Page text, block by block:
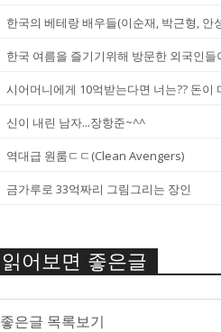
신이 내린 남자...장항준~^^
역대급 원룸ㄷㄷ(Clean Avengers)
금가루로 33억짜리 그림그리는 장인
읽어보면 좋은글
좋은글 목록보기